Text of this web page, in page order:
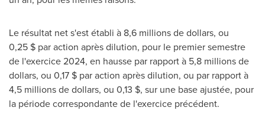
Le résultat net s'est établi à 8,6 millions de dollars, ou
0,25 $ par action après dilution, pour le premier semestre
de l'exercice 2024, en hausse par rapport à 5,8 millions de
dollars, ou 0,17 $ par action après dilution, ou par rapport à
4,5 millions de dollars, ou 0,13 $, sur une base ajustée, pour
la période correspondante de l'exercice précédent.